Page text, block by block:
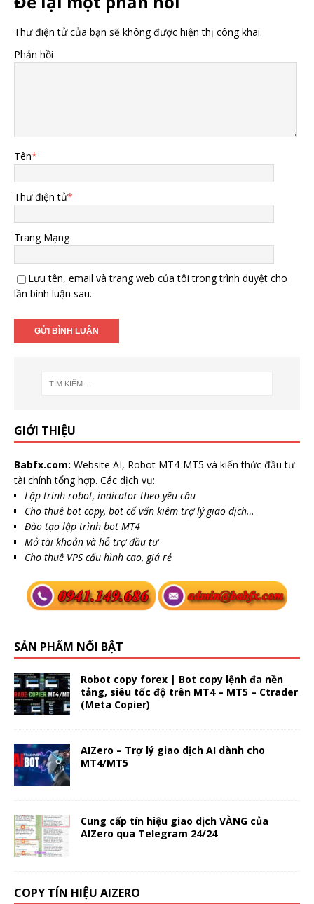
Thư điện tử của bạn sẽ không được hiện thị công khai.
Phản hồi
Tên*
Thư điện tử*
Trang Mạng
Lưu tên, email và trang web của tôi trong trình duyệt cho
lần bình luận sau.
GIỚI THIỆU
Babfx.com: Website AI, Robot MT4-MT5 và kiến thức đầu tư
tài chính tổng hợp. Các dịch vụ:
Lập trình robot, indicator theo yêu cầu
Cho thuê bot copy, bot cố vấn kiêm trợ lý giao dịch…
Đào tạo lập trình bot MT4
Mở tài khoản và hỗ trợ đầu tư
Cho thuê VPS cấu hình cao, giá rẻ
SẢN PHẨM NỔI BẬT
Robot copy forex | Bot copy lệnh đa nền
tảng, siêu tốc độ trên MT4 – MT5 – Ctrader
(Meta Copier)
AIZero – Trợ lý giao dịch AI dành cho
MT4/MT5
Cung cấp tín hiệu giao dịch VÀNG của
AIZero qua Telegram 24/24
COPY TÍN HIỆU AIZERO